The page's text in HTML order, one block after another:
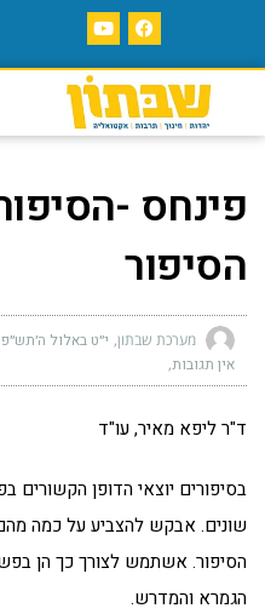
פינחס -
הסיפור
מערכת שבתון י״ט באלול ה׳תש״פ
אין תגובות
ד"ר ליפא מאיר, עו"ד
בסיפורים יוצאי הדופן הקשורים
שונים. אבקש להצביע על כמה
הסיפור. אשתמש לצורך כך הן
הגמרא והמדרש.